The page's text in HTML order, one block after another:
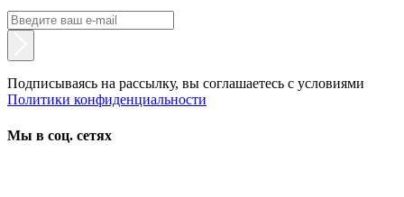
Подписываясь на рассылку, вы соглашаетесь с условиями
Политики конфиденциальности
Мы в соц. сетях